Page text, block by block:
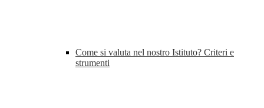
Come si valuta nel nostro Istituto? Criteri e
strumenti